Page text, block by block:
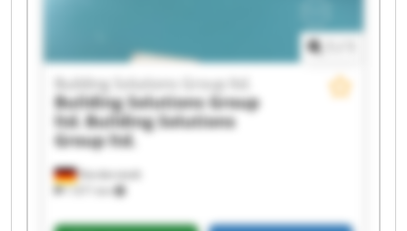
Norderstedt
1 671 km
Building Solutions Group ltd.
Building Solutions Group
ltd. Building Solutions
Group ltd.